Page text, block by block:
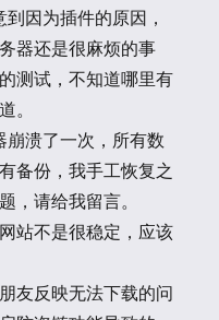
因为插件的原因，
器还是很麻烦的事
测试，不知道哪里有
。
崩溃了一次，所有数
备份，我手工恢复之
，请给我留言。
站不是很稳定，应该
友反映无法下载的问